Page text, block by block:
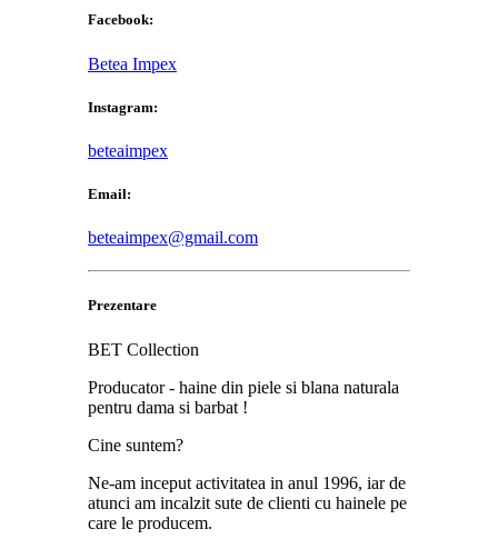
Facebook:
Betea Impex
Instagram:
beteaimpex
Email:
beteaimpex@gmail.com
Prezentare
BET Collection
Producator - haine din piele si blana naturala
pentru dama si barbat !
Cine suntem?
Ne-am inceput activitatea in anul 1996, iar de
atunci am incalzit sute de clienti cu hainele pe
care le producem.